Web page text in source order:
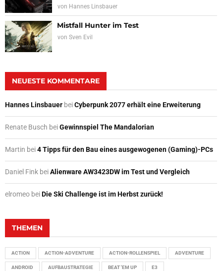
von Hannes Linsbauer
Mistfall Hunter im Test
von Sven Evil
NEUESTE KOMMENTARE
Hannes Linsbauer beiCyberpunk 2077 erhält eine Erweiterung
Renate Busch beiGewinnspiel The Mandalorian
Martin bei4 Tipps für den Bau eines ausgewogenen (Gaming)-PCs
Daniel Fink beiAlienware AW3423DW im Test und Vergleich
elromeo beiDie Ski Challenge ist im Herbst zurück!
THEMEN
ACTION ACTION-ADVENTURE ACTION-ROLLENSPIEL ADVENTURE
ANDROID AUFBAUSTRATEGIE BEAT 'EM UP E3